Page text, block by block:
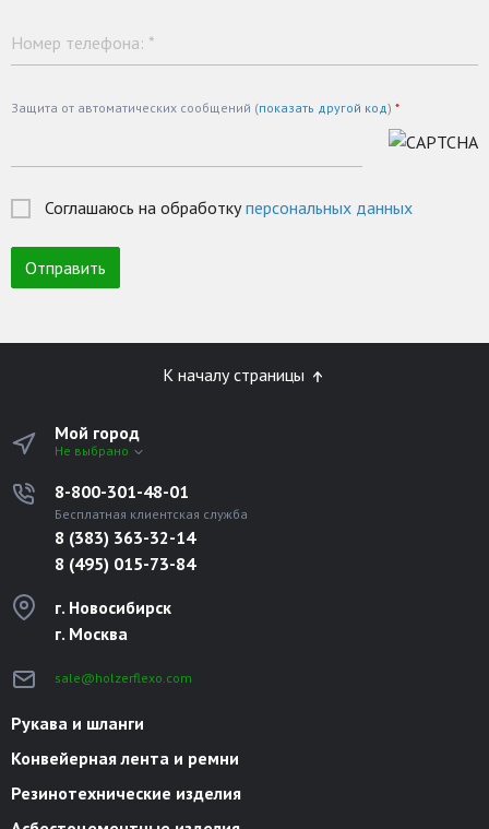
Номер телефона: *
Защита от автоматических сообщений (показать другой код) *
Соглашаюсь на обработкуперсональных данных
К началу страницы
Мой город
Не выбрано
8-800-301-48-01
Бесплатная клиентская служба
8 (383) 363-32-14
8 (495) 015-73-84
г. Новосибирск
г. Москва
sale@holzerflexo.com
Рукава и шланги
Конвейерная лента и ремни
Резинотехнические изделия